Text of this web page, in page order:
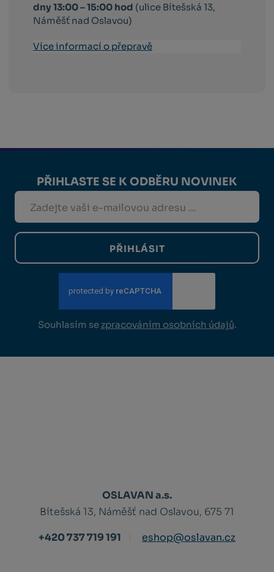
dny 13:00 – 15:00 hod (ulice Bítešská 13,
Náměšť nad Oslavou)
Více informací o přepravě
PŘIHLASTE SE K ODBĚRU NOVINEK
PŘIHLÁSIT
Souhlasím se zpracováním osobních údajů.
OSLAVAN a.s.
Bítešská 13, Náměšť nad Oslavou, 675 71
+420 737 719 191
eshop@oslavan.cz